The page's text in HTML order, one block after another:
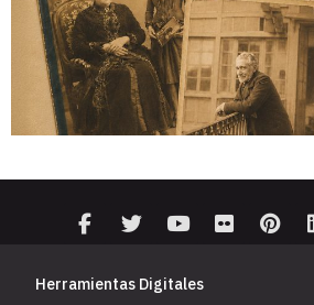
Herramientas Digitales